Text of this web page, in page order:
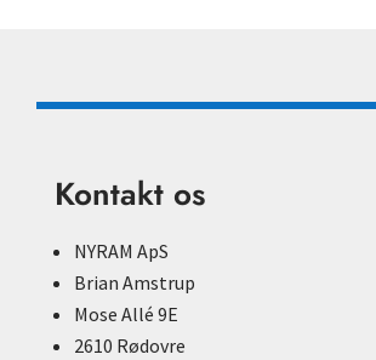
Kontakt os
NYRAM ApS
Brian Amstrup
Mose Allé 9E
2610 Rødovre